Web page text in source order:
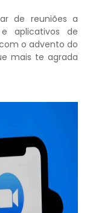
de reuniões a
aplicativos de
o advento do
mais te agrada